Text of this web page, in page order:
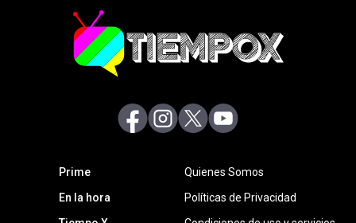
abre en nueva pestaña
abre en nueva pestaña
abre en nueva pestaña
Primeabre en nueva pestaña
En la horaabre en nueva pestaña
Quienes Somos
Políticas de Privacidad